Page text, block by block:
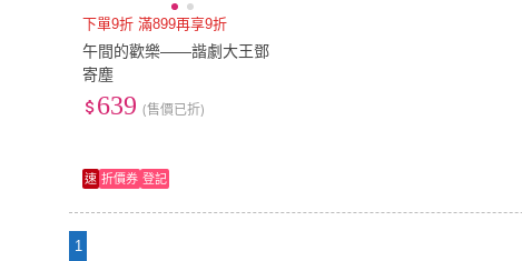
下單9折 滿899再享9折
午間的歡樂――諧劇大王鄧
寄塵
639 (售價已折)
速 折價券 登記
1